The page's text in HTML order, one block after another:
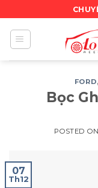
content
FORD,
Bọc
POSTED
07
Th12